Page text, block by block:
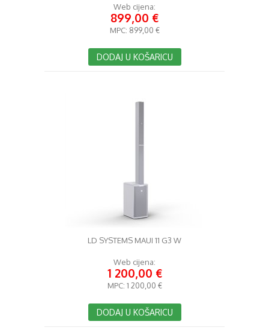
Web cijena:
899,00 €
MPC: 899,00 €
DODAJ U KOŠARICU
LD SYSTEMS MAUI 11 G3 W
Web cijena:
1 200,00 €
MPC: 1 200,00 €
DODAJ U KOŠARICU